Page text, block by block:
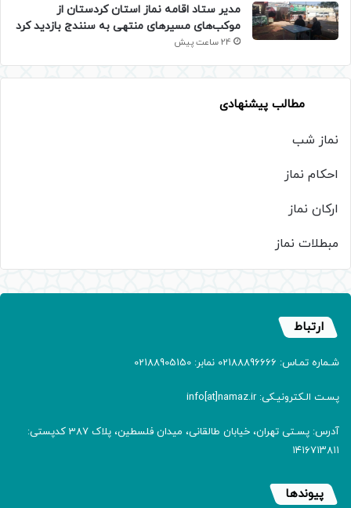
مدیر ستاد اقامه نماز استان کردستان از
موکب‌های مسیرهای منتهی به سنندج بازدید کرد
24 ساعت پیش
مطالب پیشنهادی
نماز شب
احکام نماز
ارکان نماز
مبطلات نماز
ارتباط
شـماره تمـاس: 02188896666 نمابر: 02188905150
پسـت الـکترونیـکی: info[at]namaz.ir
آدرس: پسـتی تهران، خیابان طالقانی، میدان فلسطین، پلاک 387 کدپستی:
۱۴۱۶۷۱۳۸۱۱
پیوندها